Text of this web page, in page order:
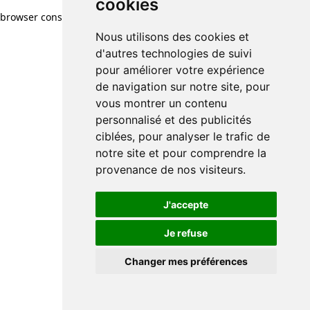
cookies
Nous utilisons des cookies et
d'autres technologies de suivi
pour améliorer votre expérience
de navigation sur notre site, pour
vous montrer un contenu
personnalisé et des publicités
ciblées, pour analyser le trafic de
notre site et pour comprendre la
provenance de nos visiteurs.
J'accepte
Je refuse
Changer mes préférences
browser console for more information)